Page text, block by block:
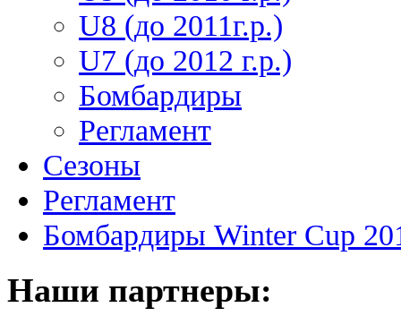
U8 (до 2011г.р.)
U7 (до 2012 г.р.)
Бомбардиры
Регламент
Сезоны
Регламент
Бомбардиры Winter Cup
Наши партнеры: